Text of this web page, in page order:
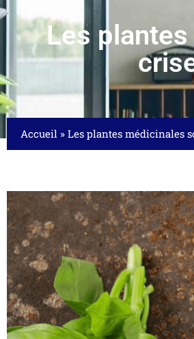
Les
Accueil » Les plantes médicinales